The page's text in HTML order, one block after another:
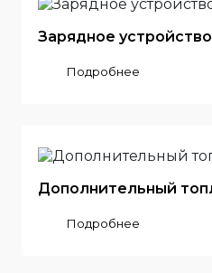
Зарядное
Подробнее
Дополнительный
Подробнее